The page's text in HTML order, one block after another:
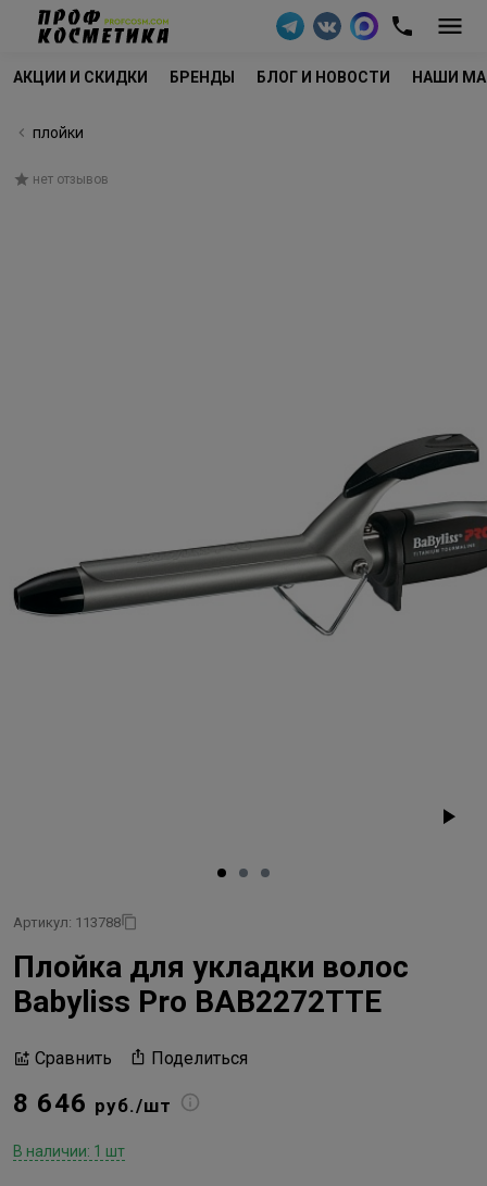
АКЦИИ И СКИДКИ БРЕНДЫ БЛОГ И НОВОСТИ НАШИ
плойки
нет отзывов
Артикул: 113788
Плойка для укладки волос
Babyliss Pro BAB2272TTE
Сравнить Поделиться
8 646 руб./шт
В наличии: 1 шт